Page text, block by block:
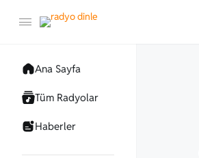
Ana Sayfa
Tüm Radyolar
Haberler